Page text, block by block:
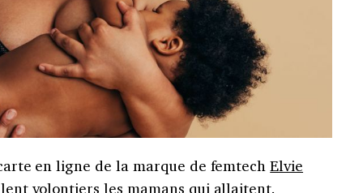
en ligne de la marque de femtechElvie
volontiers les mamans qui allaitent.